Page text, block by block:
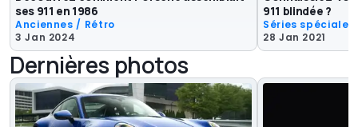
ses 911 en 1986
Anciennes / Rétro
3 Jan 2024
911 blindée ?
Séries spéciales
28 Jan 2021
Dernières photos